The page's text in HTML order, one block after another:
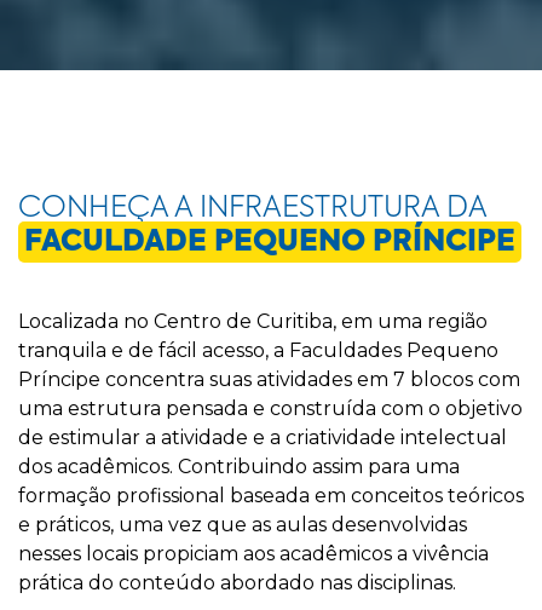
CONHEÇA A INFRAESTRUTURA DA
FACULDADE PEQUENO PRÍNCIPE
Localizada no Centro de Curitiba, em uma região
tranquila e de fácil acesso, a Faculdades Pequeno
Príncipe concentra suas atividades em 7 blocos com
uma estrutura pensada e construída com o objetivo
de estimular a atividade e a criatividade intelectual
dos acadêmicos. Contribuindo assim para uma
formação profissional baseada em conceitos teóricos
e práticos, uma vez que as aulas desenvolvidas
nesses locais propiciam aos acadêmicos a vivência
prática do conteúdo abordado nas disciplinas.